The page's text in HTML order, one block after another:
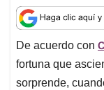
a
t
s
A
p
c
e
b
o
o
De acuerdo con
fortuna que
sorprende,